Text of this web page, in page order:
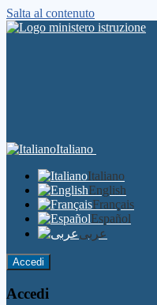
Salta al contenuto
Italiano
Italiano
English
Français
Español
عربى
Accedi
Accedi